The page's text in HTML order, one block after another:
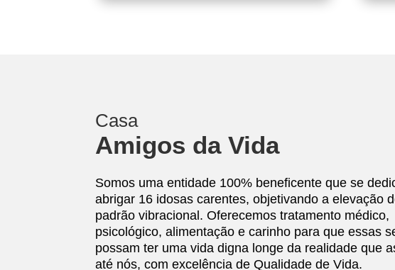
Casa
Amigos da Vida
Somos uma entidade 100% beneficente que se
abrigar 16 idosas carentes, objetivando a elevação
padrão vibracional. Oferecemos tratamento médico,
psicológico, alimentação e carinho para que essas
possam ter uma vida digna longe da realidade que
até nós, com excelência de Qualidade de Vida.